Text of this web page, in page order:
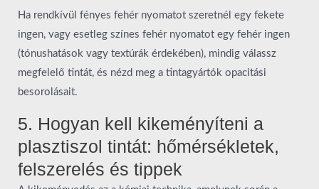
Ha rendkívül fényes fehér nyomatot szeretnél egy fekete
ingen, vagy esetleg színes fehér nyomatot egy fehér ingen
(tónushatások vagy textúrák érdekében), mindig válassz
megfelelő tintát, és nézd meg a tintagyártók opacitási
besorolásait.
5. Hogyan kell kikeményíteni a
plasztiszol tintát: hőmérsékletek,
felszerelés és tippek